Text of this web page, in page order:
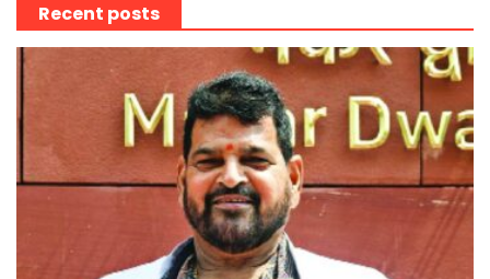
Recent posts